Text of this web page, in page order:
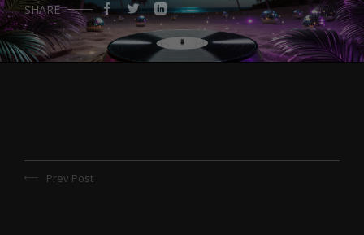
SHARE
Prev Post